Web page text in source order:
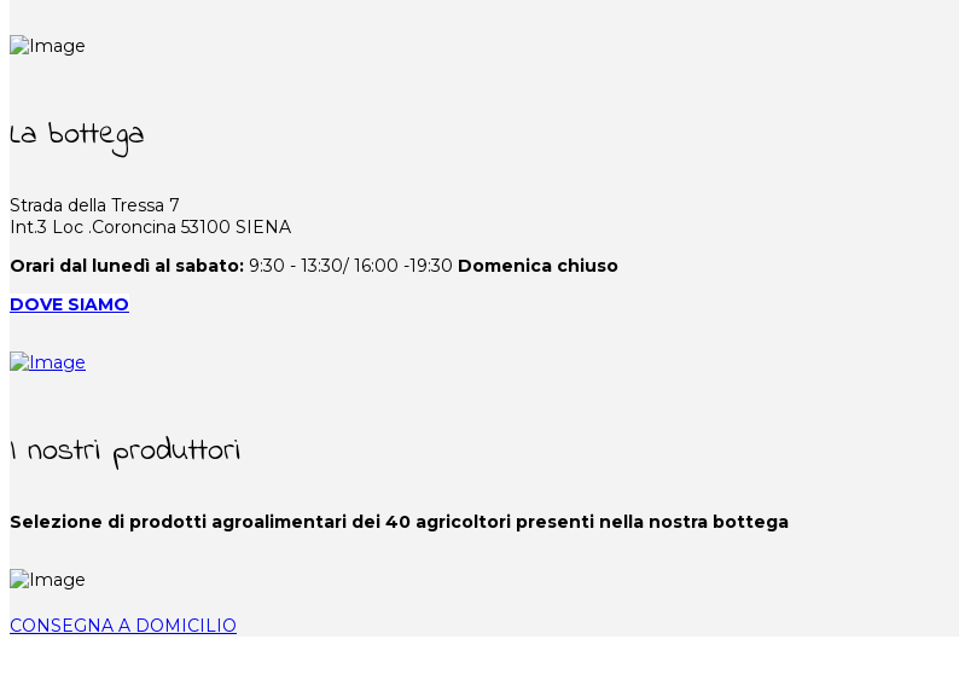
La bottega
Strada della Tressa 7
Int.3 Loc .Coroncina 53100 SIENA
Orari dal lunedì al sabato: 9:30 - 13:30/ 16:00 -19:30 Domenica chiuso
DOVE SIAMO
I nostri produttori
Selezione di prodotti agroalimentari dei 40 agricoltori presenti nella nostra bottega
CONSEGNA A DOMICILIO